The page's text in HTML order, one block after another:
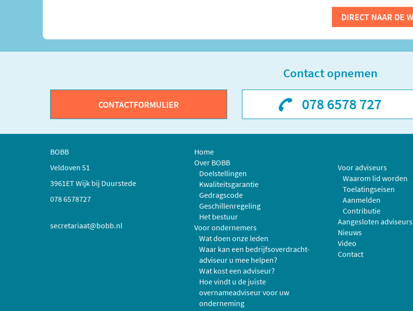
Contact opnemen
CONTACTFORMULIER 078 6578 727
BOBB
Veldoven 51
3961ET Wijk bij Duurstede
078 6578727
secretariaat@bobb.nl
Home
Over BOBB
Doelstellingen
Kwaliteitsgarantie
Gedragscode
Geschillenregeling
Het bestuur
Voor ondernemers
Wat doen onze leden
Waar kan een bedrijfsoverdracht-
adviseur u mee helpen?
Wat kost een adviseur?
Hoe vindt u de juiste
overnameadviseur voor uw
onderneming
Voor adviseurs
Waarom lid worden
Toelatingseisen
Aanmelden
Contributie
Aangesloten adviseurs
Nieuws
Video
Contact